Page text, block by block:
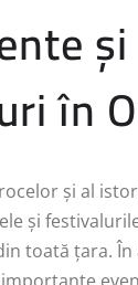
și
în
și al
și
toată țara. În